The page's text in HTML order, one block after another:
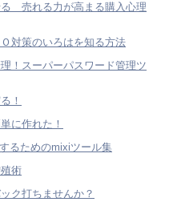
売れる力が高まる購入心理
対策のいろはを知る方法
！スーパーパスワード管理ツ
！
に作れた！
るためのmixiツール集
術
ク打ちませんか？